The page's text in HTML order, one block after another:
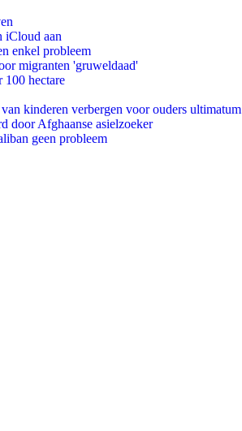
iCloud aan
enkel probleem
migranten 'gruweldaad'
100 hectare
kinderen verbergen voor ouders ultimatum
door Afghaanse asielzoeker
geen probleem